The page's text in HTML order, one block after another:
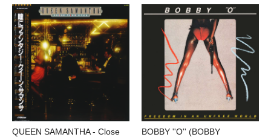
QUEEN SAMANTHA - Close
BOBBY ''O'' (BOBBY